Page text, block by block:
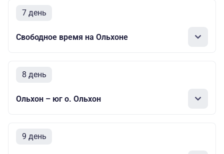
7 день
Свободное время на Ольхоне
8 день
Ольхон – юг о. Ольхон
9 день